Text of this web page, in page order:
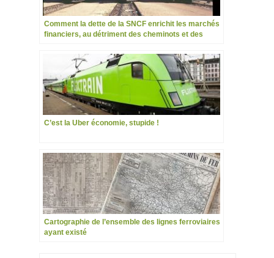
Comment la dette de la SNCF enrichit les marchés
financiers, au détriment des cheminots et des
C’est la Uber économie, stupide !
Cartographie de l’ensemble des lignes ferroviaires
ayant existé